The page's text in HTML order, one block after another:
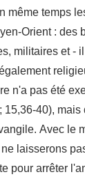
même temps
Orient : des
militaires et -
n'a pas été
40),
Avec le
laisserons
pour arrêter